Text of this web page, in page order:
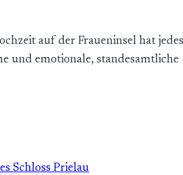
auf der Fraueninsel hat
und emotionale, standesamtliche